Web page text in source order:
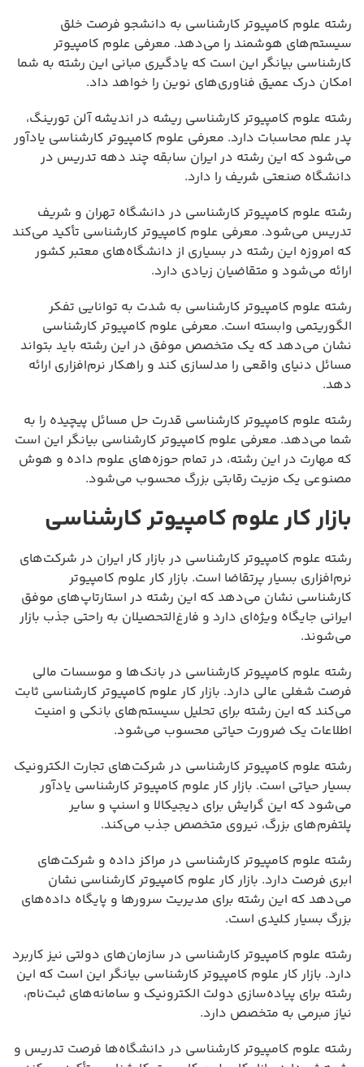
رشته علوم کامپیوتر کارشناسی به دانشجو فرصت خلق
سیستم‌های هوشمند را می‌دهد. معرفی علوم کامپیوتر
کارشناسی بیانگر این است که یادگیری مبانی این رشته به شما
امکان درک عمیق فناوری‌های نوین را خواهد داد.
رشته علوم کامپیوتر کارشناسی ریشه در اندیشه آلن تورینگ،
پدر علم محاسبات دارد. معرفی علوم کامپیوتر کارشناسی یادآور
می‌شود که این رشته در ایران سابقه چند دهه تدریس در
دانشگاه صنعتی شریف را دارد.
رشته علوم کامپیوتر کارشناسی در دانشگاه تهران و شریف
تدریس می‌شود. معرفی علوم کامپیوتر کارشناسی تأکید می‌کند
که امروزه این رشته در بسیاری از دانشگاه‌های معتبر کشور
ارائه می‌شود و متقاضیان زیادی دارد.
رشته علوم کامپیوتر کارشناسی به شدت به توانایی تفکر
الگوریتمی وابسته است. معرفی علوم کامپیوتر کارشناسی
نشان می‌دهد که یک متخصص موفق در این رشته باید بتواند
مسائل دنیای واقعی را مدلسازی کند و راهکار نرم‌افزاری ارائه
دهد.
رشته علوم کامپیوتر کارشناسی قدرت حل مسائل پیچیده را به
شما می‌دهد. معرفی علوم کامپیوتر کارشناسی بیانگر این است
که مهارت در این رشته، در تمام حوزه‌های علوم داده و هوش
مصنوعی یک مزیت رقابتی بزرگ محسوب می‌شود.
بازار کار علوم کامپیوتر کارشناسی
رشته علوم کامپیوتر کارشناسی در بازار کار ایران در شرکت‌های
نرم‌افزاری بسیار پرتقاضا است. بازار کار علوم کامپیوتر
کارشناسی نشان می‌دهد که این رشته در استارتاپ‌های موفق
ایرانی جایگاه ویژه‌ای دارد و فارغ‌التحصیلان به راحتی جذب بازار
می‌شوند.
رشته علوم کامپیوتر کارشناسی در بانک‌ها و موسسات مالی
فرصت شغلی عالی دارد. بازار کار علوم کامپیوتر کارشناسی ثابت
می‌کند که این رشته برای تحلیل سیستم‌های بانکی و امنیت
اطلاعات یک ضرورت حیاتی محسوب می‌شود.
رشته علوم کامپیوتر کارشناسی در شرکت‌های تجارت الکترونیک
بسیار حیاتی است. بازار کار علوم کامپیوتر کارشناسی یادآور
می‌شود که این گرایش برای دیجیکالا و اسنپ و سایر
پلتفرم‌های بزرگ، نیروی متخصص جذب می‌کند.
رشته علوم کامپیوتر کارشناسی در مراکز داده و شرکت‌های
ابری فرصت دارد. بازار کار علوم کامپیوتر کارشناسی نشان
می‌دهد که این رشته برای مدیریت سرورها و پایگاه داده‌های
بزرگ بسیار کلیدی است.
رشته علوم کامپیوتر کارشناسی در سازمان‌های دولتی نیز کاربرد
دارد. بازار کار علوم کامپیوتر کارشناسی بیانگر این است که این
رشته برای پیاده‌سازی دولت الکترونیک و سامانه‌های ثبت‌نام،
نیاز مبرمی به متخصص دارد.
رشته علوم کامپیوتر کارشناسی در دانشگاه‌ها فرصت تدریس و